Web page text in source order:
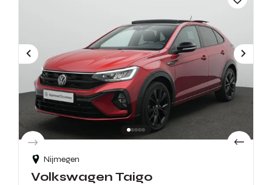
Nijmegen
Volkswagen Taigo